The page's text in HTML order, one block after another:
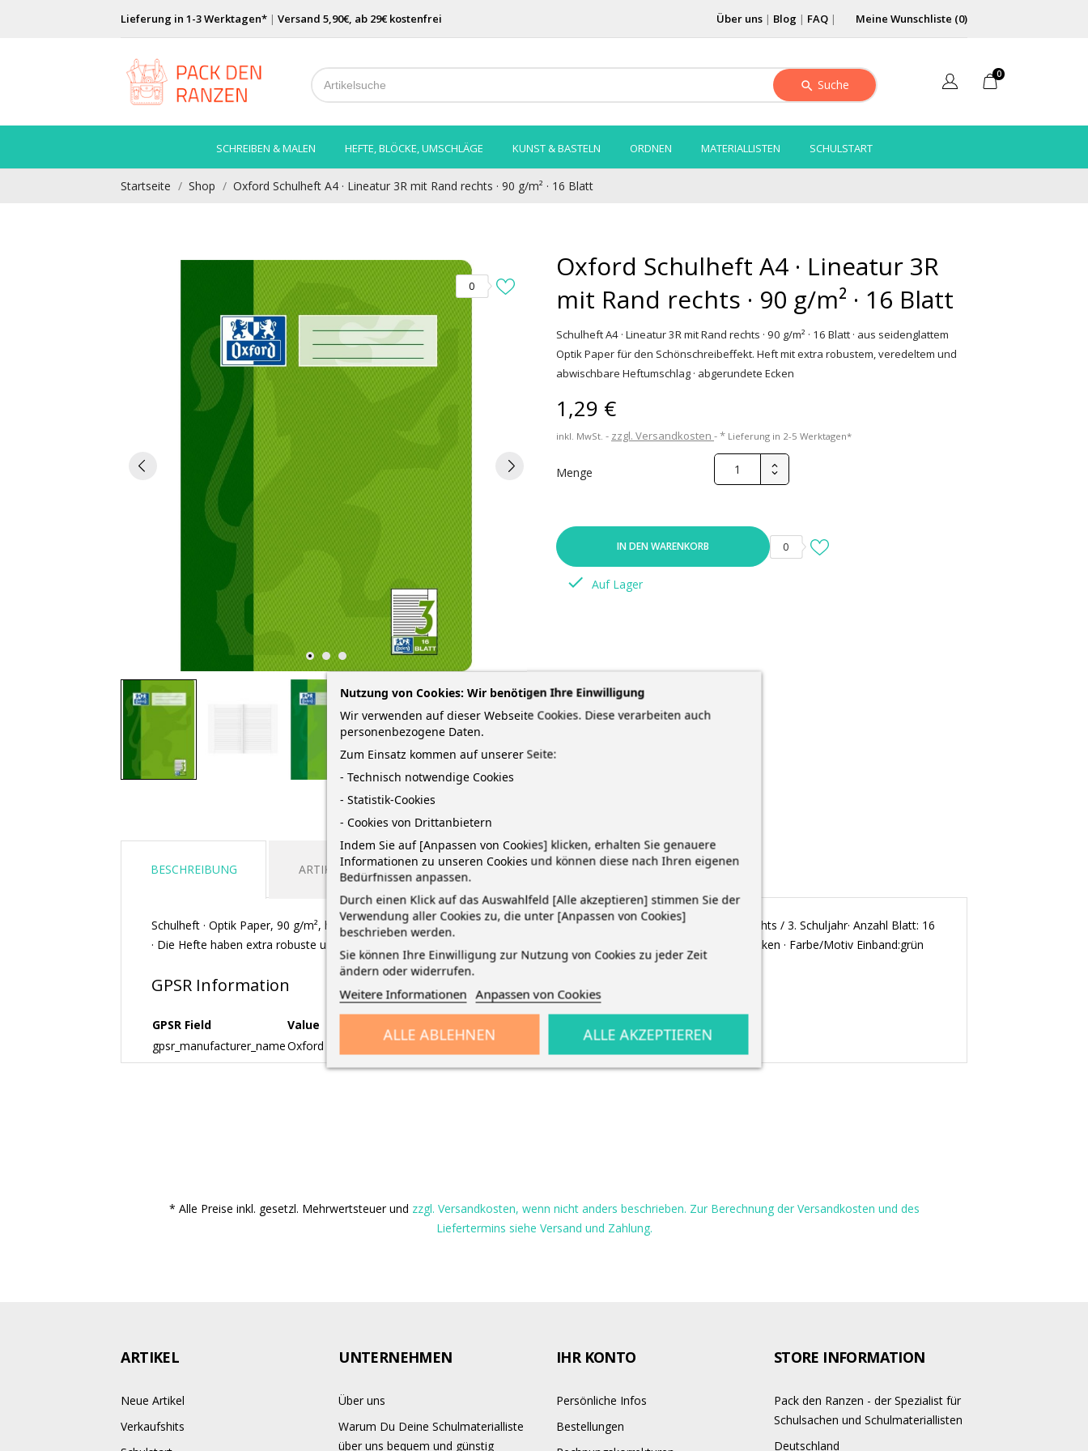
Lieferung in 1-3 Werktagen* |Versand 5,90€, ab 29€ kostenfrei Über uns| Blog | FAQ| Meine Wunschliste (0)
Suche
0
SCHREIBEN & MALEN HEFTE, BLÖCKE, UMSCHLÄGE KUNST & BASTELN ORDNEN MATERIALLISTEN SCHULSTART
Startseite Shop Oxford Schulheft A4 · Lineatur 3R mit Rand rechts · 90 g/m² · 16 Blatt
0
Oxford Schulheft A4 · Lineatur 3R
mit Rand rechts · 90 g/m² · 16 Blatt
Schulheft A4 · Lineatur 3R mit Rand rechts · 90 g/m² · 16 Blatt · aus seidenglattem
Optik Paper für den Schönschreibeffekt. Heft mit extra robustem, veredeltem und
abwischbare Heftumschlag · abgerundete Ecken
1,29 €
inkl. MwSt. zzgl. Versandkosten * Lieferung in 2-5 Werktagen*
Menge
IN DEN WARENKORB 0
 Auf Lager
BESCHREIBUNG ARTIKELDETAILS
Schulheft · Optik Paper, 90 g/m², hochweiß, seidenglatt · geklammert · Format: A4 · Lineatur-Nr.: 3R, weißer Rand rechts / 3. Schuljahr· Anzahl Blatt: 16
· Die Hefte haben extra robuste und veredelte, abwischbare Heftumschläge · Keine Eselsohren dank abgerundeter Ecken · Farbe/Motiv Einband:grün
GPSR Information
GPSR Field
Value
gpsr_manufacturer_nameOxford
* Alle Preise inkl. gesetzl. Mehrwertsteuer und zzgl. Versandkosten, wenn nicht anders beschrieben. Zur Berechnung der Versandkosten und des
Liefertermins siehe Versand und Zahlung.
ARTIKEL
Neue Artikel
Verkaufshits
UNTERNEHMEN
Über uns
Warum Du Deine Schulmaterialliste
über uns bequem und günstig
IHR KONTO
Persönliche Infos
Bestellungen
STORE INFORMATION
Pack den Ranzen - der Spezialist für
Schulsachen und Schulmateriallisten
Deutschland
Nutzung von Cookies: Wir benötigen Ihre Einwilligung
Wir verwenden auf dieser Webseite Cookies. Diese verarbeiten auch
personenbezogene Daten.
Zum Einsatz kommen auf unserer Seite:
- Technisch notwendige Cookies
- Statistik-Cookies
- Cookies von Drittanbietern
Indem Sie auf [Anpassen von Cookies] klicken, erhalten Sie genauere
Informationen zu unseren Cookies und können diese nach Ihren eigenen
Bedürfnissen anpassen.
Durch einen Klick auf das Auswahlfeld [Alle akzeptieren] stimmen Sie der
Verwendung aller Cookies zu, die unter [Anpassen von Cookies]
beschrieben werden.
Sie können Ihre Einwilligung zur Nutzung von Cookies zu jeder Zeit
ändern oder widerrufen.
Weitere Informationen Anpassen von Cookies
ALLE ABLEHNEN ALLE AKZEPTIEREN